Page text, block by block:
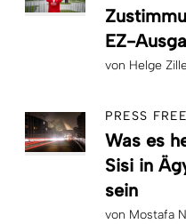
EZ-
von Helge
PRESS
Was es
Sisi in
sein
von Mostafa